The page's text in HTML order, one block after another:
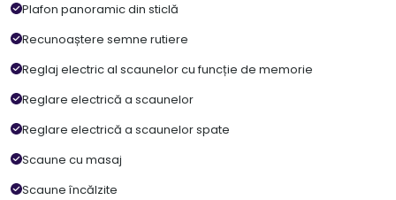
Plafon panoramic din sticlă
Recunoaștere semne rutiere
Reglaj electric al scaunelor cu funcție de memorie
Reglare electrică a scaunelor
Reglare electrică a scaunelor spate
Scaune cu masaj
Scaune încălzite